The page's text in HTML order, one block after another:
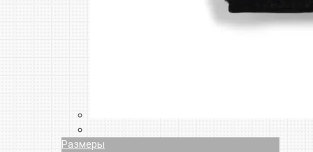
Размеры